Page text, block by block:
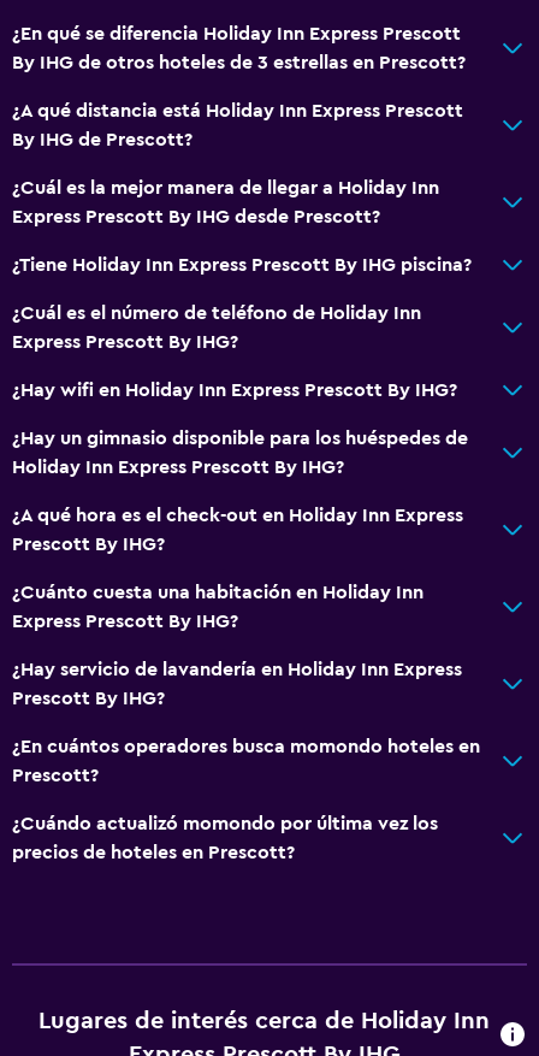
¿En qué se diferencia Holiday Inn Express Prescott
By IHG de otros hoteles de 3 estrellas en Prescott?
¿A qué distancia está Holiday Inn Express Prescott
By IHG de Prescott?
¿Cuál es la mejor manera de llegar a Holiday Inn
Express Prescott By IHG desde Prescott?
¿Tiene Holiday Inn Express Prescott By IHG piscina?
¿Cuál es el número de teléfono de Holiday Inn
Express Prescott By IHG?
¿Hay wifi en Holiday Inn Express Prescott By IHG?
¿Hay un gimnasio disponible para los huéspedes de
Holiday Inn Express Prescott By IHG?
¿A qué hora es el check-out en Holiday Inn Express
Prescott By IHG?
¿Cuánto cuesta una habitación en Holiday Inn
Express Prescott By IHG?
¿Hay servicio de lavandería en Holiday Inn Express
Prescott By IHG?
¿En cuántos operadores busca momondo hoteles en
Prescott?
¿Cuándo actualizó momondo por última vez los
precios de hoteles en Prescott?
Lugares de interés cerca de Holiday Inn